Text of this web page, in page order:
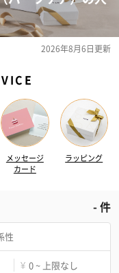
2026年8月6日更新
メッセージ
カード
ラッピング
-件
性
¥ 0 ~ 上限なし